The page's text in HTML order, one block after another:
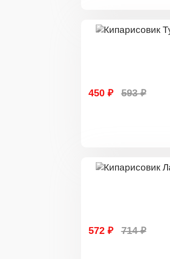
450 ₽ 593 ₽
572 ₽ 714 ₽